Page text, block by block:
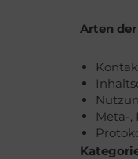
Arten
Meta-,